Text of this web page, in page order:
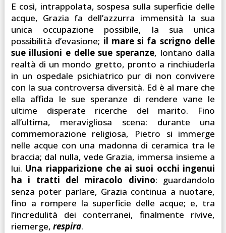
E così, intrappolata, sospesa sulla superficie delle
acque, Grazia fa dell’azzurra immensità la sua
unica occupazione possibile, la sua unica
possibilità d’evasione; il mare si fa scrigno delle
sue illusioni e delle sue speranze, lontano dalla
realtà di un mondo gretto, pronto a rinchiuderla
in un ospedale psichiatrico pur di non convivere
con la sua controversa diversità. Ed è al mare che
ella affida le sue speranze di rendere vane le
ultime disperate ricerche del marito. Fino
all’ultima, meravigliosa scena: durante una
commemorazione religiosa, Pietro si immerge
nelle acque con una madonna di ceramica tra le
braccia; dal nulla, vede Grazia, immersa insieme a
lui. Una riapparizione che ai suoi occhi ingenui
ha i tratti del miracolo divino: guardandolo
senza poter parlare, Grazia continua a nuotare,
fino a rompere la superficie delle acque; e, tra
l’incredulità dei conterranei, finalmente rivive,
riemerge, respira.